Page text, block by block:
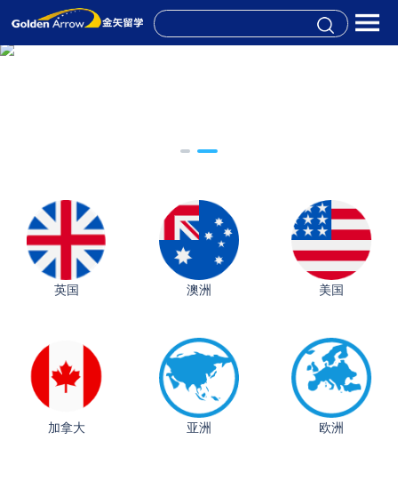
英国 澳洲 美国
加拿大 亚洲 欧洲
从上海财大2+2到谢菲尔德：低均分逆袭QS百强金
​恭喜Z同学荣获剑桥大学录取